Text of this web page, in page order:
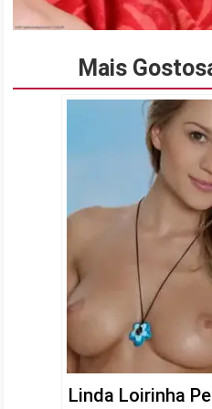
Mais
Linda Loirinha